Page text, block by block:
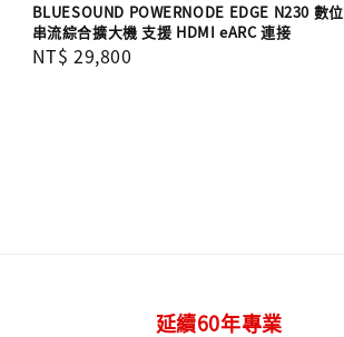
BLUESOUND POWERNODE EDGE N230 數位
串流綜合擴大機 支援 HDMI eARC 連接
Regular
NT$ 29,800
延續60年專業